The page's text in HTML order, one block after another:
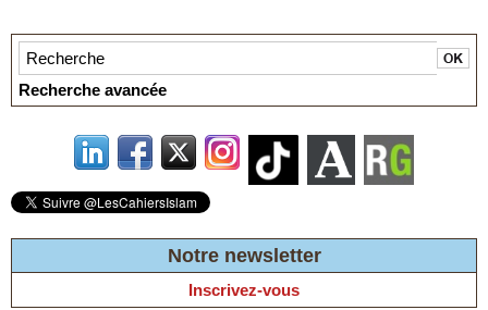
Recherche avancée
Notre newsletter
Inscrivez-vous